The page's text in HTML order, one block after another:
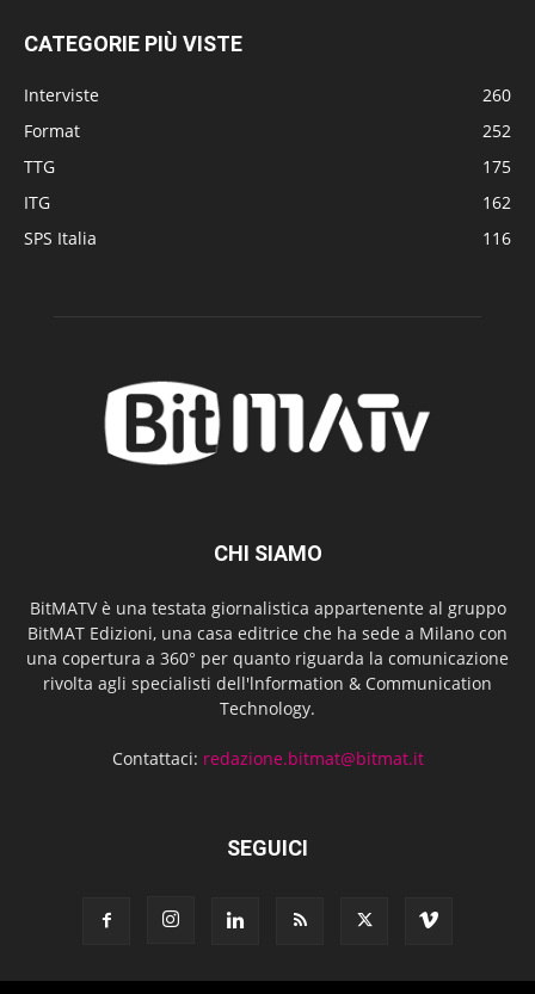
CATEGORIE PIÙ VISTE
Interviste
260
Format
252
TTG
175
ITG
162
SPS Italia
116
CHI SIAMO
BitMATV è una testata giornalistica appartenente al gruppo
BitMAT Edizioni, una casa editrice che ha sede a Milano con
una copertura a 360° per quanto riguarda la comunicazione
rivolta agli specialisti dell'lnformation & Communication
Technology.
Contattaci: redazione.bitmat@bitmat.it
SEGUICI